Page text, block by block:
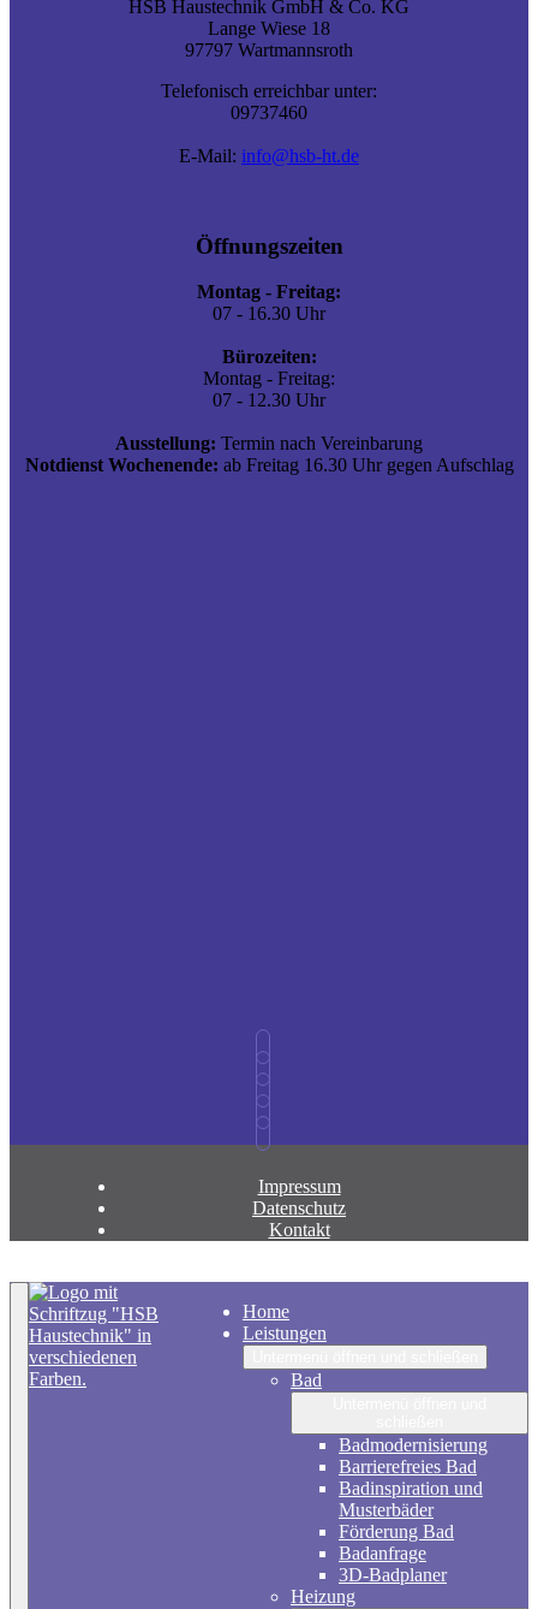
HSB Haustechnik GmbH & Co. KG
Lange Wiese 18
97797 Wartmannsroth
Telefonisch erreichbar unter:
09737460
E-Mail: info@hsb-ht.de
Öffnungszeiten
Montag - Freitag:
07 - 16.30 Uhr
Bürozeiten:
Montag - Freitag:
07 - 12.30 Uhr
Ausstellung: Termin nach Vereinbarung
Notdienst Wochenende: ab Freitag 16.30 Uhr gegen Aufschlag
Impressum
Datenschutz
Kontakt
Home
Leistungen
Bad
Badmodernisierung
Barrierefreies Bad
Badinspiration und
Musterbäder
Förderung Bad
Badanfrage
3D-Badplaner
Heizung